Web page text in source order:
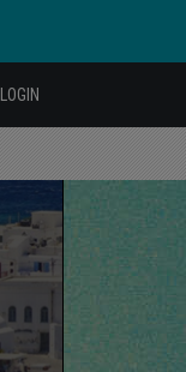
LOGIN